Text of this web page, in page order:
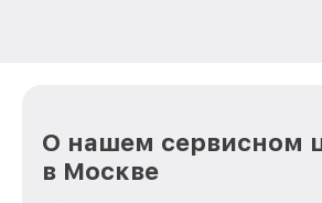
О нашем сервисном
в Москве